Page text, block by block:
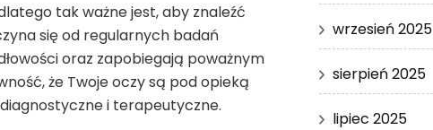
tak ważne jest, aby znaleźć
się od regularnych badań
oraz zapobiegają poważnym
że Twoje oczy są pod opieką
i terapeutyczne.
wrzesień 2025
sierpień 2025
lipiec 2025